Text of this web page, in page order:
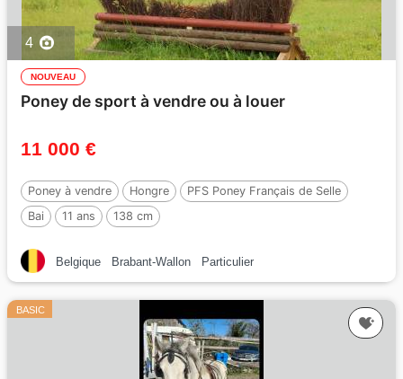
4
NOUVEAU
Poney de sport à vendre ou à louer
11 000 €
Poney à vendre Hongre
PFS Poney Français de Selle
Bai
11 ans 138 cm
Belgique Brabant-Wallon Particulier
BASIC